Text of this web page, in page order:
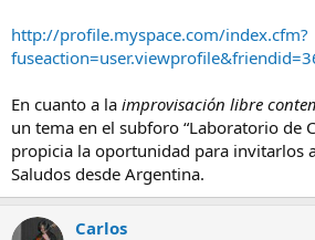
http://profile.myspace.com/index.cfm?
En cuanto a la improvisación libre
un tema en el subforo “Laboratorio de
propicia la oportunidad para invitarlos
Saludos desde Argentina.
Carlos